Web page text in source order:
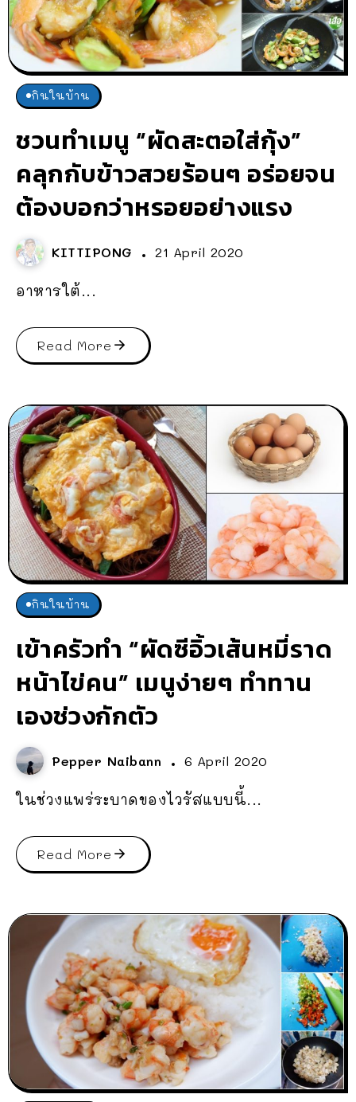
กินในบ้าน
ชวนทำเมนู “ผัดสะตอใส่กุ้ง”
คลุกกับข้าวสวยร้อนๆ อร่อยจน
ต้องบอกว่าหรอยอย่างแรง
KITTIPONG 21 April 2020
อาหารใต้...
Read More
กินในบ้าน
เข้าครัวทำ “ผัดซีอิ้วเส้นหมี่ราด
หน้าไข่คน” เมนูง่ายๆ ทำทาน
เองช่วงกักตัว
Pepper Naibann 6 April 2020
ในช่วงแพร่ระบาดของไวรัสแบบนี้...
Read More